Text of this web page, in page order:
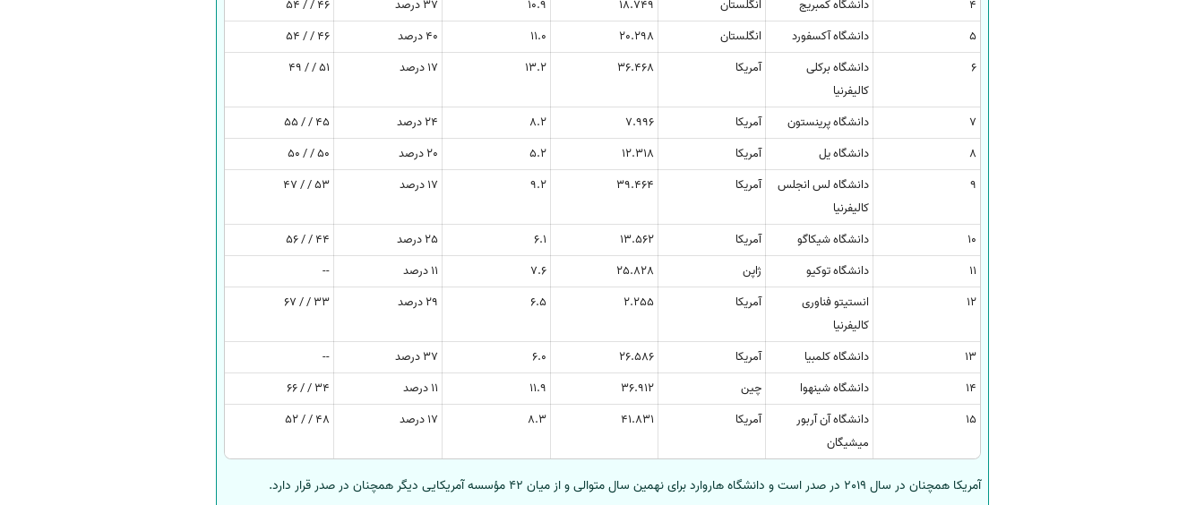
4
دانشگاه کمبریج انگلستان 18.749
10.9 37 درصد
46 / / 54
5
دانشگاه آکسفورد انگلستان 20.298
11.0 40 درصد
46 / / 54
6
دانشگاه برکلی
کالیفرنیا
آمریکا 36.468
13.2 17 درصد 51 / / 49
7 دانشگاه پرینستون آمریکا 7.996
8.2 24 درصد
45 / / 55
8
دانشگاه یل آمریکا 12.318
5.2 20 درصد
50 / / 50
9
دانشگاه لس انجلس
کالیفرنیا
آمریکا 39.464
9.2 17 درصد 53 / / 47
10 دانشگاه شیکاگو آمریکا 13.562
6.1 25 درصد
44 / / 56
11
دانشگاه توکیو ژاپن 25.828
7.6 11 درصد
--
12
انستیتو فناوری
کالیفرنیا
آمریکا 2.255
6.5 29 درصد 33 / / 67
13 دانشگاه کلمبیا آمریکا 26.586
6.0 37 درصد
--
14
دانشگاه شینهوا چین 36.912
11.9 11 درصد
34 / / 66
15
دانشگاه آن آربور
میشیگان
آمریکا 41.831
8.3 17 درصد 48 / / 52
آمریکا همچنان در سال 2019 در صدر است و دانشگاه هاروارد برای نهمین سال متوالی و از میان 42 مؤسسه آمریکایی دیگر همچنان در صدر قرار دارد.